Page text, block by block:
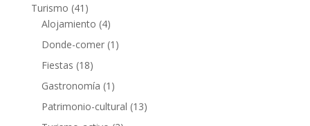
Turismo (41)
Alojamiento (4)
Donde-comer(1)
Fiestas (18)
Gastronomía (1)
Patrimonio-cultural (13)